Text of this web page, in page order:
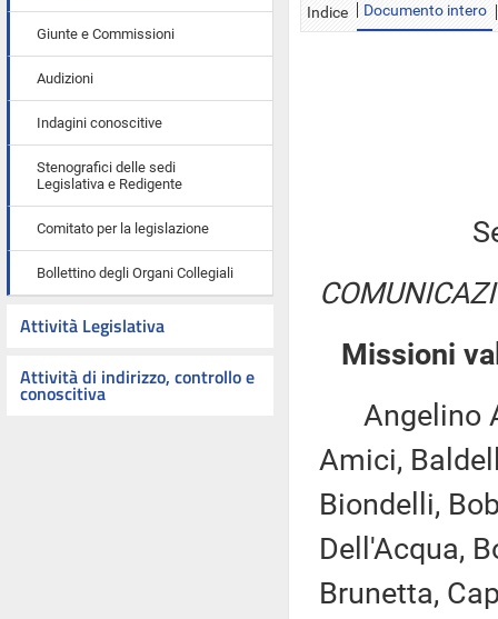
Giunte e Commissioni
Audizioni
Indagini conoscitive
Stenografici delle sedi
Legislativa e Redigente
Comitato per la legislazione
Bollettino degli Organi Collegiali
Attività Legislativa
Attività di indirizzo, controllo e
conoscitiva
Indice Documento intero
Missioni
Angelino
Amici,
Biondelli,
Dell'Acqua,
Brunetta,